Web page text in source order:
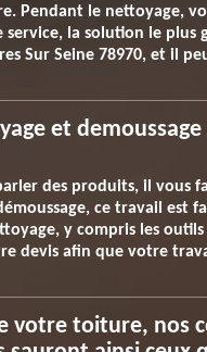
Pendant le nettoyage,
la solution le plus
Sur Seine 78970, et il
et
des produits, il vous
ce travail est
y compris les
devis afin que votre
votre toiture, nos